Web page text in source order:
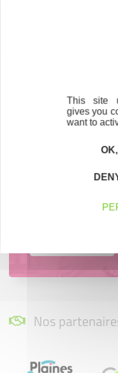
Devenez parrain ou
Vous souhaitez
entrepreneurs ?
Nos
This site
gives you
want to